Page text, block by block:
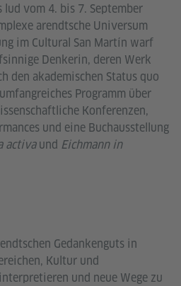
vom 4. bis 7. September
arendtsche Universum
im Cultural San Martín warf
Denkerin, deren Werk
den akademischen Status quo
Programm über
Konferenzen,
und eine Buchausstellung
activaund Eichmann in
Gedankenguts in
Kultur und
und neue Wege zu